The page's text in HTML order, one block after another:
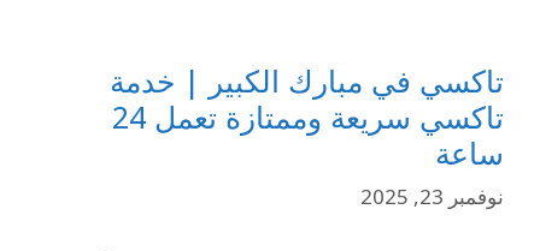
تاكسي في مبارك الكبير | خدمة
تاكسي سريعة وممتازة تعمل 24
ساعة
نوفمبر 23, 2025